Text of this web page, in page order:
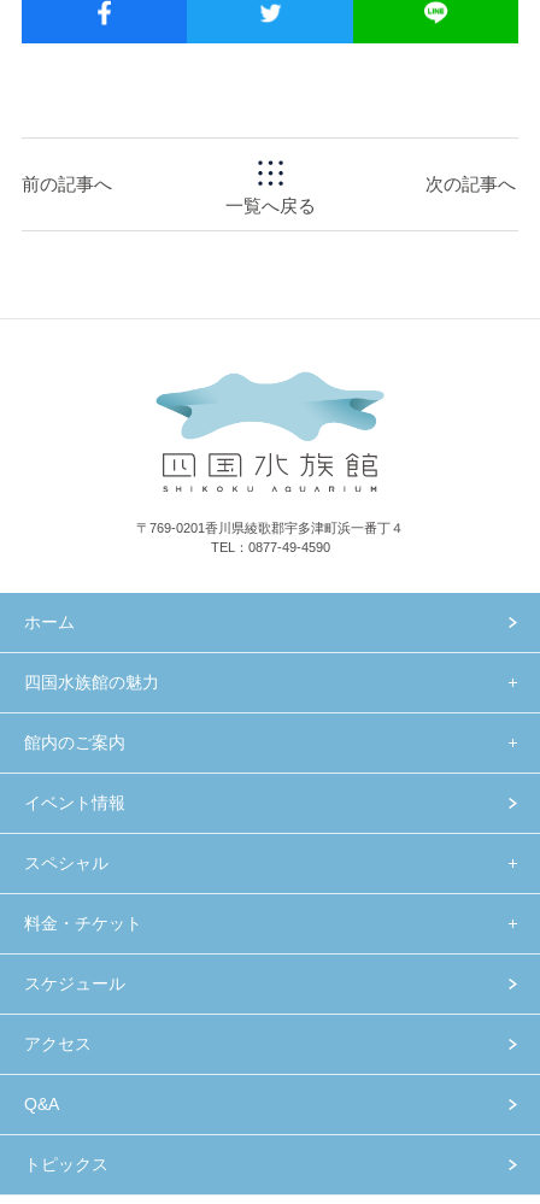
前の記事へ
一覧へ戻る
次の記事へ
〒769-0201香川県綾歌郡宇多津町浜一番丁４
TEL：0877-49-4590
ホーム
四国水族館の魅力
館内のご案内
イベント情報
スペシャル
料金・チケット
スケジュール
アクセス
Q&A
トピックス